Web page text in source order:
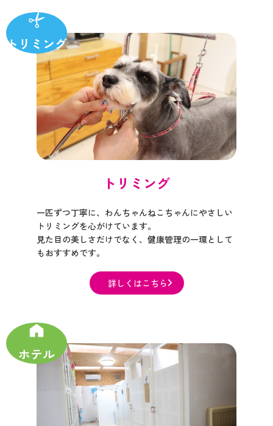
トリミング
一匹ずつ丁寧に、わんちゃんねこちゃんにやさしい
トリミングを心がけています。
見た目の美しさだけでなく、健康管理の一環として
もおすすめです。​​​​​​​
詳しくはこちら​​​​​​​
トリミング
ホテル